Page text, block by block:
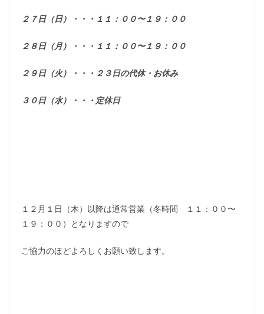
２７日（日）・・・１１：００〜１９：００
２８日（月）・・・１１：００〜１９：００
２９日（火）・・・２３日の代休・お休み
３０日（水）・・・定休日
１２月１日（木）以降は通常営業（冬時間 １１：００〜
１９：００）となりますので
ご協力のほどよろしくお願い致します。